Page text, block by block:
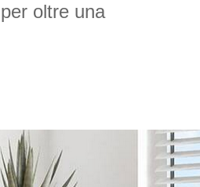
oltre una